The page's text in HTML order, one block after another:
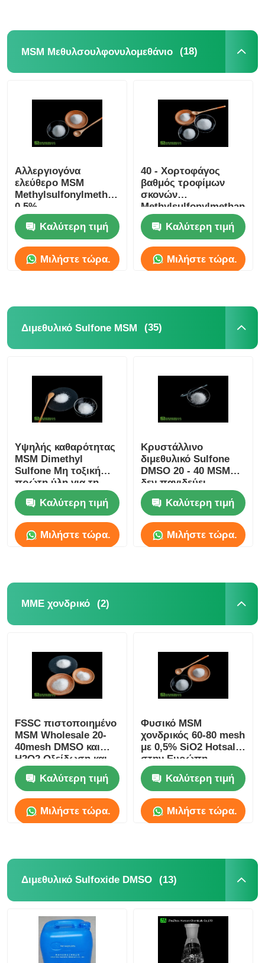
MSM Μεθυλσουλφονυλομεθάνιο (18)
Αλλεργιογόνα
ελεύθερο MSM
Methylsulfonylmethane
0,5%
αντισυγκολλητική μη
ακτινοβολία
Καλύτερη τιμή
Μιλήστε τώρα.
40 - Χορτοφάγος
βαθμός τροφίμων
σκονών
Methylsulfonylmethane
MSM 60 πλέγματος
Καλύτερη τιμή
Μιλήστε τώρα.
Διμεθυλικό Sulfone MSM (35)
Υψηλής καθαρότητας
MSM Dimethyl
Sulfone Μη τοξική
πρώτη ύλη για τη
βιομηχανία
καλλυντικών
Καλύτερη τιμή
Μιλήστε τώρα.
Κρυστάλλινο
διμεθυλικό Sulfone
DMSO 20 - 40 MSM
δεν παγιδεύει
κανέναν βαθμό
τροφίμων μυρωδιάς
θείου
Καλύτερη τιμή
Μιλήστε τώρα.
ΜΜΕ χονδρικό (2)
FSSC πιστοποιημένο
MSM Wholesale 20-
40mesh DMSO και
H2O2 Οξείδωση και
σύνθεση MSM
Καλύτερη τιμή
Μιλήστε τώρα.
Φυσικό MSM
χονδρικός 60-80 mesh
με 0,5% SiO2 Hotsale
στην Ευρώπη
Suitalle για αθλητή
Καλύτερη τιμή
Μιλήστε τώρα.
Διμεθυλικό Sulfoxide DMSO (13)